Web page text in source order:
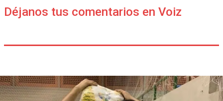
Déjanos tus comentarios en Voiz